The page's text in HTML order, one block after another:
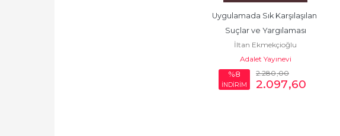
Uygulamada Sık Karşılaşılan
Suçlar ve Yargılaması
İltan Ekmekçioğlu
Adalet Yayınevi
%8
İNDİRİM
2.280,00
2.097,60